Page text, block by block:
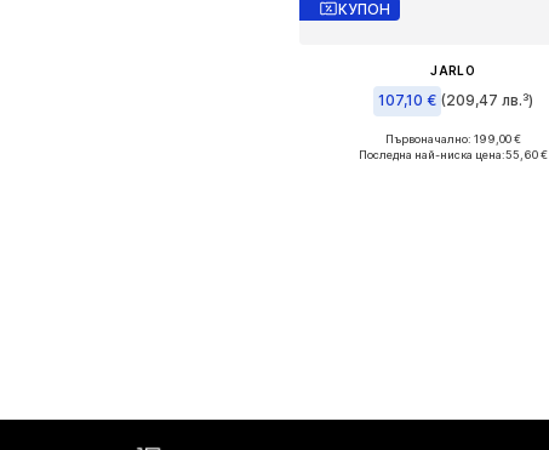
КУПОН
JARLO
107,10 € (209,47 лв.³)
Налични размери: 40
Първоначално: 199,00 €
Последна най-ниска цена:55,60 €